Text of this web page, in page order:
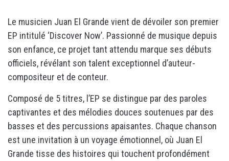
Le musicien Juan El Grande vient de dévoiler son premier
EP intitulé ‘Discover Now’. Passionné de musique depuis
son enfance, ce projet tant attendu marque ses débuts
officiels, révélant son talent exceptionnel d’auteur-
compositeur et de conteur.
Composé de 5 titres, l’EP se distingue par des paroles
captivantes et des mélodies douces soutenues par des
basses et des percussions apaisantes. Chaque chanson
est une invitation à un voyage émotionnel, où Juan El
Grande tisse des histoires qui touchent profondément